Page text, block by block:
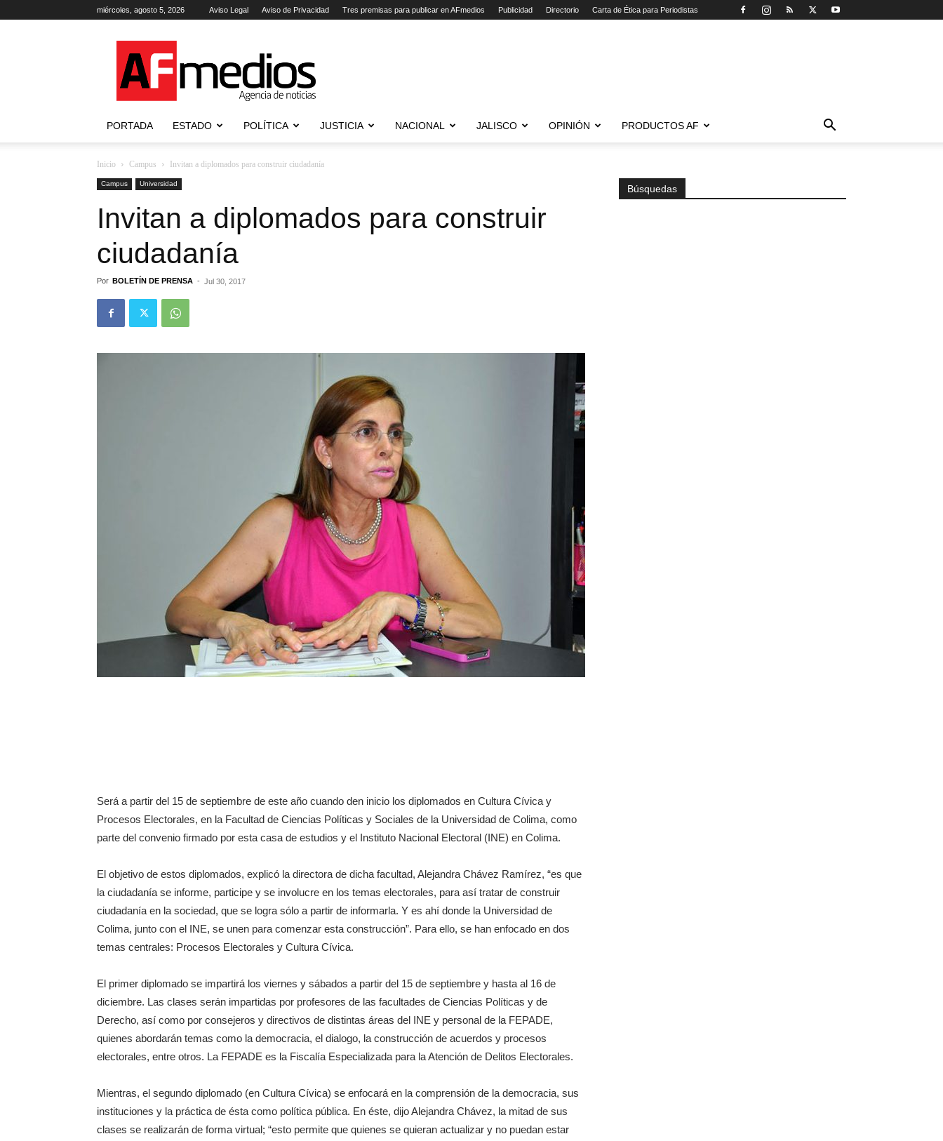
miércoles, agosto 5, 2026 Aviso Legal Aviso de Privacidad Tres premisas para publicar en AFmedios Publicidad Directorio Carta de Ética para Periodistas
Agencia
de
Noticias
PORTADA ESTADO POLÍTICA JUSTICIA NACIONAL JALISCO OPINIÓN PRODUCTOS AF
Inicio Campus Invitan a diplomados para construir ciudadanía
Campus Universidad
Invitan a diplomados para construir
ciudadanía
Por BOLETÍN DE PRENSA - Jul 30, 2017
Será a partir del 15 de septiembre de este año cuando den inicio los diplomados en Cultura Cívica y
Procesos Electorales, en la Facultad de Ciencias Políticas y Sociales de la Universidad de Colima, como
parte del convenio firmado por esta casa de estudios y el Instituto Nacional Electoral (INE) en Colima.
El objetivo de estos diplomados, explicó la directora de dicha facultad, Alejandra Chávez Ramírez, “es que
la ciudadanía se informe, participe y se involucre en los temas electorales, para así tratar de construir
ciudadanía en la sociedad, que se logra sólo a partir de informarla. Y es ahí donde la Universidad de
Colima, junto con el INE, se unen para comenzar esta construcción”. Para ello, se han enfocado en dos
temas centrales: Procesos Electorales y Cultura Cívica.
El primer diplomado se impartirá los viernes y sábados a partir del 15 de septiembre y hasta al 16 de
diciembre. Las clases serán impartidas por profesores de las facultades de Ciencias Políticas y de
Derecho, así como por consejeros y directivos de distintas áreas del INE y personal de la FEPADE,
quienes abordarán temas como la democracia, el dialogo, la construcción de acuerdos y procesos
electorales, entre otros. La FEPADE es la Fiscalía Especializada para la Atención de Delitos Electorales.
Mientras, el segundo diplomado (en Cultura Cívica) se enfocará en la comprensión de la democracia, sus
instituciones y la práctica de ésta como política pública. En éste, dijo Alejandra Chávez, la mitad de sus
clases se realizarán de forma virtual; “esto permite que quienes se quieran actualizar y no puedan estar
Búsquedas